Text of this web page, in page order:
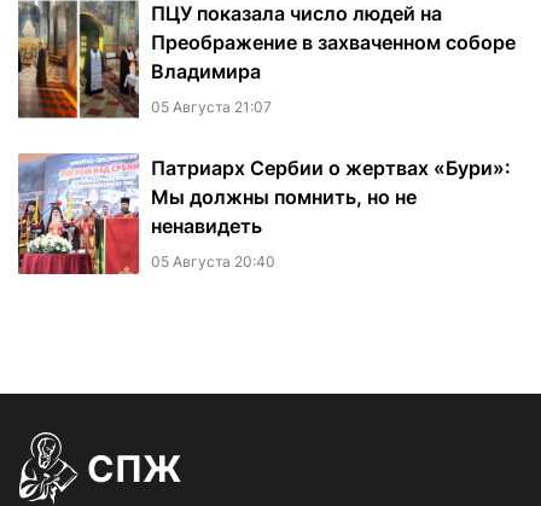
ПЦУ показала число людей на
Преображение в захваченном соборе
Владимира
05 Августа 21:07
Патриарх Сербии о жертвах «Бури»:
Мы должны помнить, но не
ненавидеть
05 Августа 20:40
СПЖ